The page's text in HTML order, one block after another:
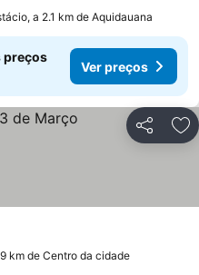
a 2.1 km de Aquidauana
preços
Ver preços
Partilhar
km de Centro da cidade